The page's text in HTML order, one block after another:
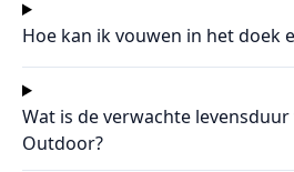
Hoe kan ik vouwen in het doek
Wat is de verwachte levensduur
Outdoor?